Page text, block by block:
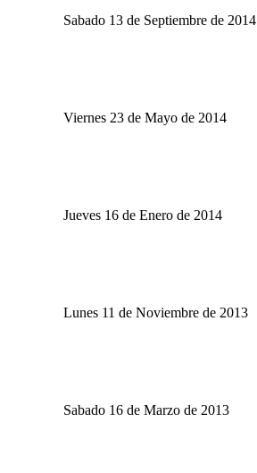
Sabado 13 de Septiembre de 2014
Viernes 23 de Mayo de 2014
Jueves 16 de Enero de 2014
Lunes 11 de Noviembre de 2013
Sabado 16 de Marzo de 2013